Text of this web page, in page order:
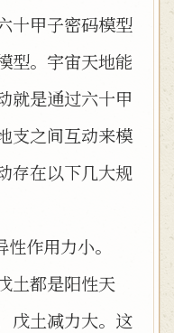
十甲子密码模型
型。宇宙天地能
就是通过六十甲
支之间互动来模
存在以下几大规
作用力小。
都是阳性天
戊土减力大。这